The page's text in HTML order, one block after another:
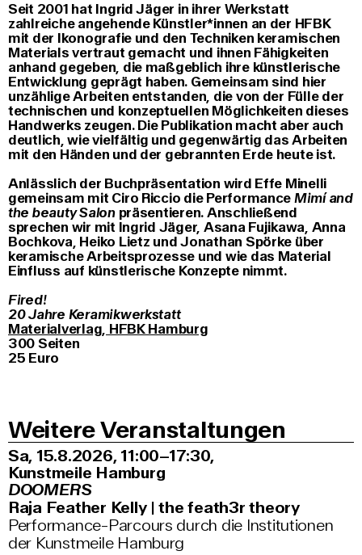
Seit 2001 hat Ingrid Jäger in ihrer Werkstatt
zahlreiche angehende Künstler*innen an der HFBK
mit der Ikonografie und den Techniken keramischen
Materials vertraut gemacht und ihnen Fähigkeiten
anhand gegeben, die maßgeblich ihre künstlerische
Entwicklung geprägt haben. Gemeinsam sind hier
unzählige Arbeiten entstanden, die von der Fülle der
technischen und konzeptuellen Möglichkeiten dieses
Handwerks zeugen. Die Publikation macht aber auch
deutlich, wie vielfältig und gegenwärtig das Arbeiten
mit den Händen und der gebrannten Erde heute ist.
Anlässlich der Buchpräsentation wird Effe Minelli
gemeinsam mit Ciro Riccio die PerformanceMimí and
the beauty Salon präsentieren. Anschließend
sprechen wir mit Ingrid Jäger, Asana Fujikawa, Anna
Bochkova, Heiko Lietz und Jonathan Spörke über
keramische Arbeitsprozesse und wie das Material
Einfluss auf künstlerische Konzepte nimmt.
Fired!
20 Jahre Keramikwerkstatt
Materialverlag, HFBK Hamburg
300 Seiten
25 Euro
Weitere Veranstaltungen
Sa, 15.8.2026 11:00–17:30,
Kunstmeile Hamburg
DOOMERS
Raja Feather Kelly | the feath3r theory
Performance-Parcours durch die Institutionen
der Kunstmeile Hamburg